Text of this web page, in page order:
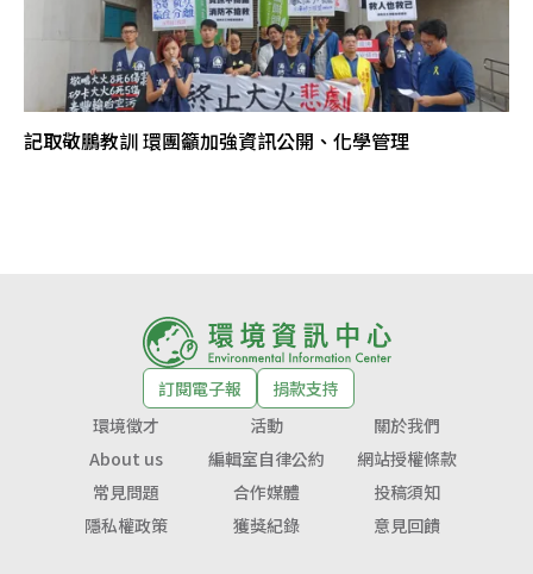
記取敬鵬教訓 環團籲加強資訊公開、化學管理
訂閱電子報
捐款支持
環境徵才
活動
關於我們
About us
編輯室自律公約
網站授權條款
常見問題
合作媒體
投稿須知
隱私權政策
獲獎紀錄 意見回饋